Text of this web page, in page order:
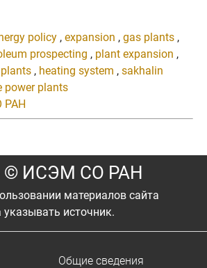
policy , expansion , gas plants ,
prospecting , plant expansion ,
, heating system , sakhalin
power plants
РАН
© ИСЭМ СО РАН
материалов сайта
указывать источник.
Общие сведения